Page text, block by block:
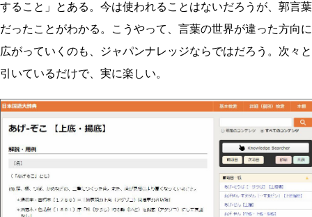
すること」とある。今は使われることはないだろうが、郭言葉
だったことがわかる。こうやって、言葉の世界が違った方向に
広がっていくのも、ジャパンナレッジならではだろう。次々と
引いているだけで、実に楽しい。